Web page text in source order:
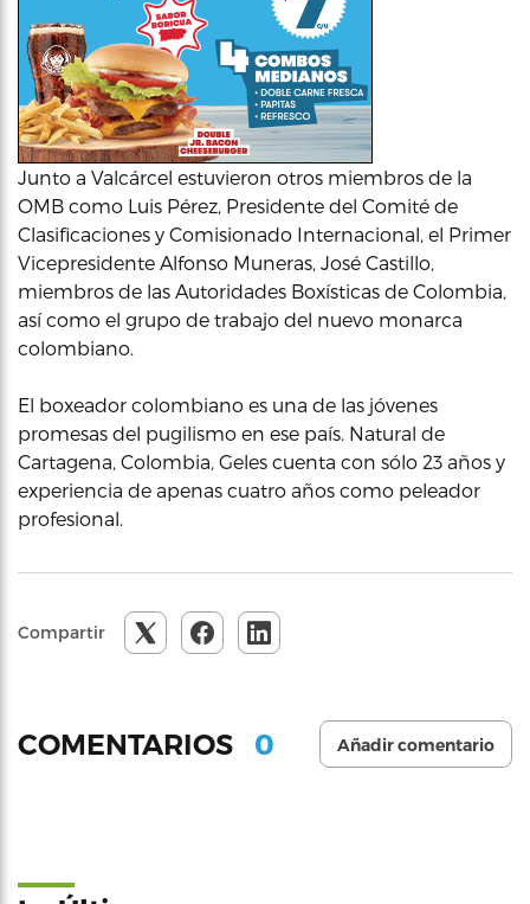
Junto a Valcárcel estuvieron otros miembros de la
OMB como Luis Pérez, Presidente del Comité de
Clasificaciones y Comisionado Internacional, el Primer
Vicepresidente Alfonso Muneras, José Castillo,
miembros de las Autoridades Boxísticas de Colombia,
así como el grupo de trabajo del nuevo monarca
colombiano.
El boxeador colombiano es una de las jóvenes
promesas del pugilismo en ese país. Natural de
Cartagena, Colombia, Geles cuenta con sólo 23 años y
experiencia de apenas cuatro años como peleador
profesional.
Compartir
COMENTARIOS 0 Añadir comentario